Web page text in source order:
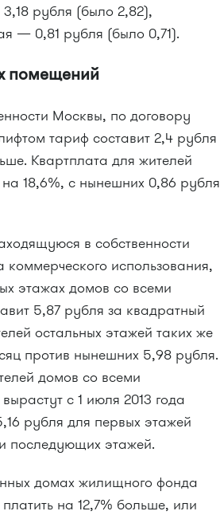
рубля (было 2,82),
— 0,81 рубля (было 0,71).
помещений
Москвы, по договору
тариф составит 2,4 рубля
Квартплата для жителей
18,6%, с нынешних 0,86 рубля
в собственности
использования,
этажах домов со всеми
5,87 рубля за квадратный
остальных этажей таких же
против нынешних 5,98 рубля.
домов со всеми
с 1 июля 2013 года
рубля для первых этажей
последующих этажей.
домах жилищного фонда
на 12,7% больше, или